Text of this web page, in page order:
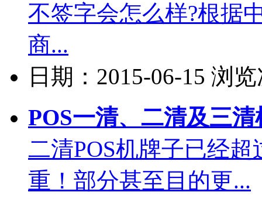
不签字会怎么样?根据
商...
日期：2015-06-15 浏
POS一清、二清及三
二清POS机牌子已经
重！部分甚至目的更...